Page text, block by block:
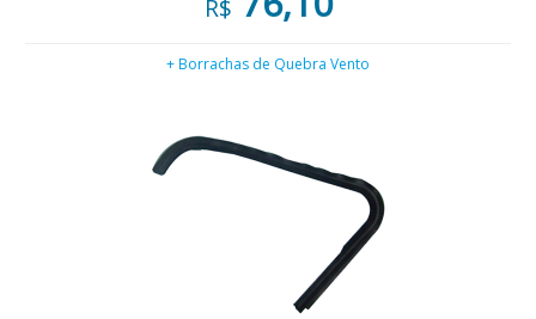
R$
+ Borrachas de Quebra Vento